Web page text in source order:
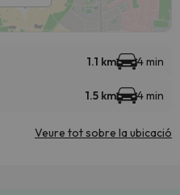
1.1 km 4 min
1.5 km 4 min
Veure tot sobre la ubicació